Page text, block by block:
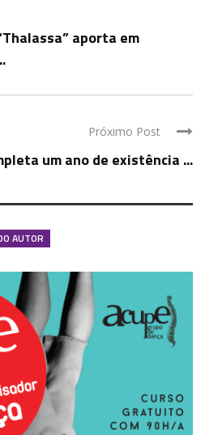
aporta em
Próximo Post
um ano de existência ...
AUTOR